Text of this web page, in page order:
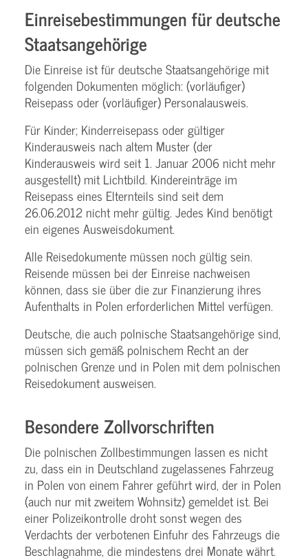
Einreisebestimmungen für deutsche
Staatsangehörige
Die Einreise ist für deutsche Staatsangehörige mit
folgenden Dokumenten möglich: (vorläufiger)
Reisepass oder (vorläufiger) Personalausweis.
Für Kinder; Kinderreisepass oder gültiger
Kinderausweis nach altem Muster (der
Kinderausweis wird seit 1. Januar 2006 nicht mehr
ausgestellt) mit Lichtbild. Kindereinträge im
Reisepass eines Elternteils sind seit dem
26.06.2012 nicht mehr gültig. Jedes Kind benötigt
ein eigenes Ausweisdokument.
Alle Reisedokumente müssen noch gültig sein.
Reisende müssen bei der Einreise nachweisen
können, dass sie über die zur Finanzierung ihres
Aufenthalts in Polen erforderlichen Mittel verfügen.
Deutsche, die auch polnische Staatsangehörige sind,
müssen sich gemäß polnischem Recht an der
polnischen Grenze und in Polen mit dem polnischen
Reisedokument ausweisen.
Besondere Zollvorschriften
Die polnischen Zollbestimmungen lassen es nicht
zu, dass ein in Deutschland zugelassenes Fahrzeug
in Polen von einem Fahrer geführt wird, der in Polen
(auch nur mit zweitem Wohnsitz) gemeldet ist. Bei
einer Polizeikontrolle droht sonst wegen des
Verdachts der verbotenen Einfuhr des Fahrzeugs die
Beschlagnahme, die mindestens drei Monate währt.